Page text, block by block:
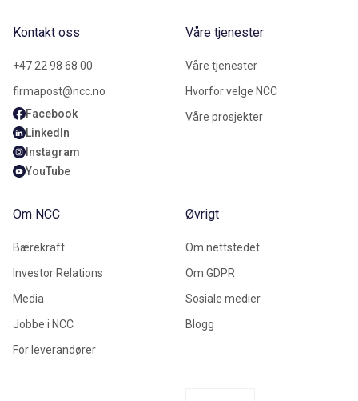
Kontakt oss
+47 22 98 68 00
firmapost@ncc.no
Facebook
LinkedIn
Instagram
YouTube
Våre tjenester
Våre tjenester
Hvorfor velge NCC
Våre prosjekter
Om NCC
Bærekraft
Investor Relations
Media
Jobbe i NCC
For leverandører
Øvrigt
Om nettstedet
Om GDPR
Sosiale medier
Blogg